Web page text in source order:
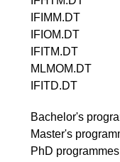
IFIMM.DT
IFIOM.DT
IFITM.DT
MLMOM.DT
IFITD.DT
Bachelor's
Master's
PhD